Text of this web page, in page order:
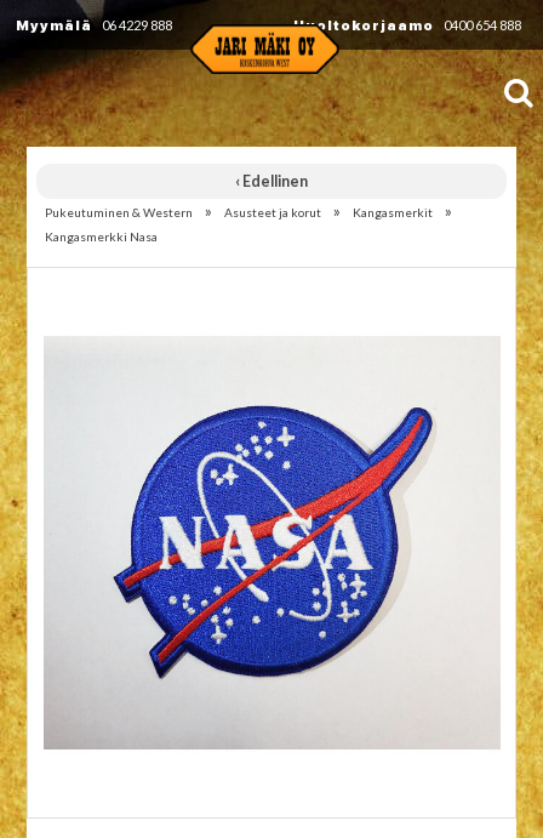
Myymälä 06 4229 888 Huoltokorjaamo 0400 654 888
‹ Edellinen
Pukeutuminen & Western » Asusteet ja korut » Kangasmerkit »
Kangasmerkki Nasa